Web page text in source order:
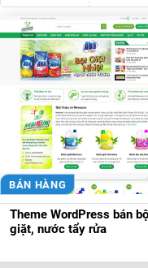
BÁN HÀNG
Theme WordPress bán
giặt, nước tẩy rửa